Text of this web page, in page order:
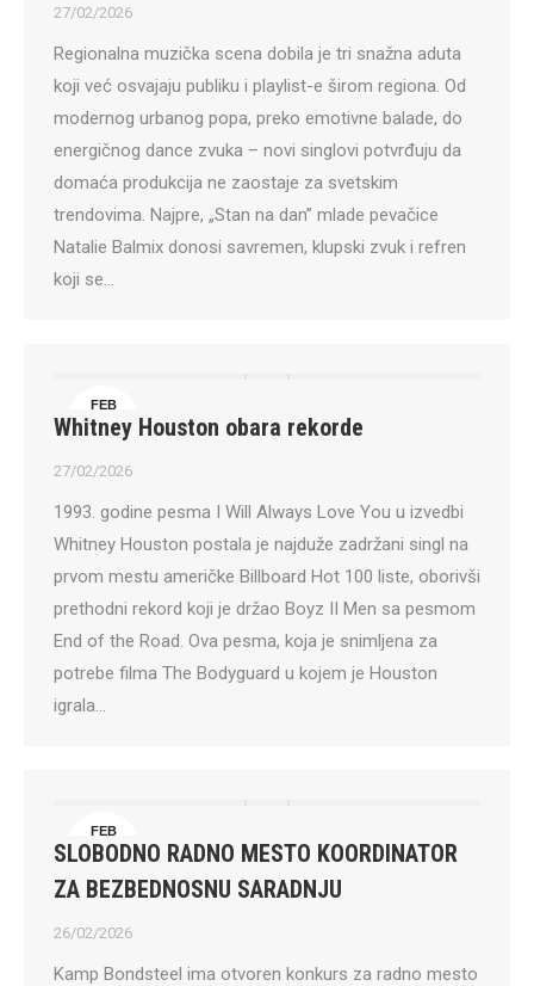
27/02/2026
Regionalna muzička scena dobila je tri snažna aduta
koji već osvajaju publiku i playlist-e širom regiona. Od
modernog urbanog popa, preko emotivne balade, do
energičnog dance zvuka – novi singlovi potvrđuju da
domaća produkcija ne zaostaje za svetskim
trendovima. Najpre, „Stan na dan” mlade pevačice
Natalie Balmix donosi savremen, klupski zvuk i refren
koji se…
FEB
27
Whitney Houston obara rekorde
27/02/2026
1993. godine pesma I Will Always Love You u izvedbi
Whitney Houston postala je najduže zadržani singl na
prvom mestu američke Billboard Hot 100 liste, oborivši
prethodni rekord koji je držao Boyz II Men sa pesmom
End of the Road. Ova pesma, koja je snimljena za
potrebe filma The Bodyguard u kojem je Houston
igrala…
FEB
26
SLOBODNO RADNO MESTO KOORDINATOR
ZA BEZBEDNOSNU SARADNJU
26/02/2026
Kamp Bondsteel ima otvoren konkurs za radno mesto